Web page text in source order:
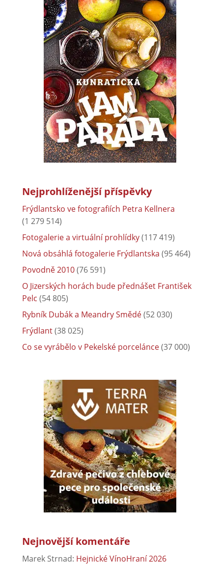
Nejprohlíženější příspěvky
Frýdlantsko ve fotografiích Petra Kellnera
(1 279 514)
Fotogalerie a virtuální prohlídky(117 419)
Nová obsáhlá fotogalerie Frýdlantska (95 464)
Povodně 2010(76 591)
O Jizerských horách bude přednášet František
Pelc (54 805)
Rybník Dubák a Meandry Smědé(52 030)
Frýdlant(38 025)
Co se vyrábělo v Pekelské porcelánce(37 000)
Nejnovější komentáře
Marek Strnad: Hejnické VínoHraní 2026